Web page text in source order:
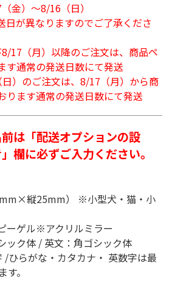
金）～8/16（日）
日が異なりますのでご了承くださ
17（月）以降のご注文は、商品ペ
す通常の発送日数にて発送
）のご注文は、8/17（月）から商
ります通常の発送日数にて発送
は「配送オプションの設
欄に必ずご入力ください。
縦25mm） ※小型犬・猫・小
ーゲル※アクリルミラー
ック体 / 英文：角ゴシック体
らがな・カタカナ・ 英数字は最
。